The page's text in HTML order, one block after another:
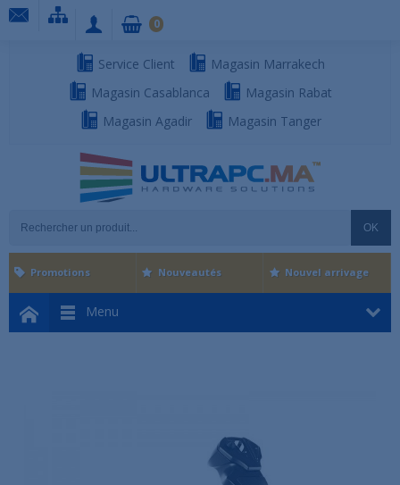
Service Client
Magasin Marrakech
Magasin Casablanca
Magasin Rabat
Magasin Agadir
Magasin Tanger
OK
0
Menu
Promotions Nouveautés Nouvel arrivage